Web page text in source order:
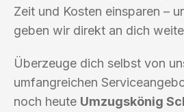
Zeit und Kosten einsparen –
geben wir direkt an dich
Überzeuge dich selbst von
umfangreichen
noch heute Umzugskönig